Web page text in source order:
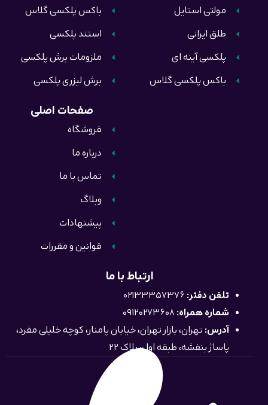
باکس پلکسی گلاس
استند پلکسی
ملزومات برش پلکسی
برش لیزری پلکسی
مولتی استایل
طلق ایرانی
پلکسی آینه ای
باکس پلکسی گلاس
صفحات اصلی
فروشگاه
درباره ما
تماس با ما
وبلاگ
پیشنهادات
قوانین و مقررات
ارتباط با ما
تلفن دفتر: 02133357376
شماره همراه: 09120273608
آدرس: تهران، بازار تهران، خیابان پامنار، کوچه خلیلی مفرد،
پاساژ بنفشه، طبقه اول، پلاک 22